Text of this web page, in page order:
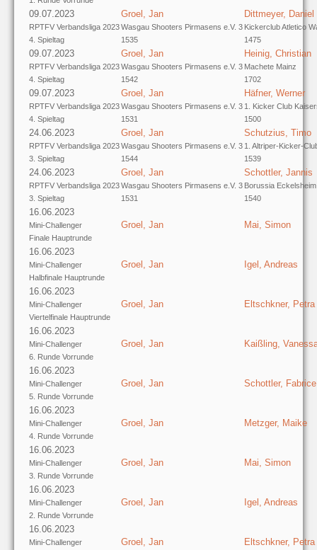
09.07.2023
RPTFV Verbandsliga 2023
4. Spieltag
Groel, Jan
Wasgau Shooters Pirmasens e.V. 3
1535
Dittmeyer, Daniel
Kickerclub Atletico
1475
09.07.2023
RPTFV Verbandsliga 2023
4. Spieltag
Groel, Jan
Wasgau Shooters Pirmasens e.V. 3
1542
Heinig, Christian
Machete Mainz
1702
09.07.2023
RPTFV Verbandsliga 2023
4. Spieltag
Groel, Jan
Wasgau Shooters Pirmasens e.V. 3
1531
Häfner, Werner
1. Kicker Club
1500
24.06.2023
RPTFV Verbandsliga 2023
3. Spieltag
Groel, Jan
Wasgau Shooters Pirmasens e.V. 3
1544
Schutzius, Timo
1. Altriper-Kicker-
1539
24.06.2023
RPTFV Verbandsliga 2023
3. Spieltag
Groel, Jan
Wasgau Shooters Pirmasens e.V. 3
1531
Schottler, Jannis
Borussia
1540
16.06.2023
Mini-Challenger
Finale Hauptrunde
Groel, Jan Mai, Simon
16.06.2023
Mini-Challenger
Halbfinale Hauptrunde
Groel, Jan Igel, Andreas
16.06.2023
Mini-Challenger
Viertelfinale Hauptrunde
Groel, Jan Eltschkner, Petra
16.06.2023
Mini-Challenger
6. Runde Vorrunde
Groel, Jan Kaißling,
16.06.2023
Mini-Challenger
5. Runde Vorrunde
Groel, Jan Schottler, Fabrice
16.06.2023
Mini-Challenger
4. Runde Vorrunde
Groel, Jan Metzger, Maike
16.06.2023
Mini-Challenger
3. Runde Vorrunde
Groel, Jan Mai, Simon
16.06.2023
Mini-Challenger
2. Runde Vorrunde
Groel, Jan Igel, Andreas
16.06.2023
Mini-Challenger Groel, Jan Eltschkner, Petra